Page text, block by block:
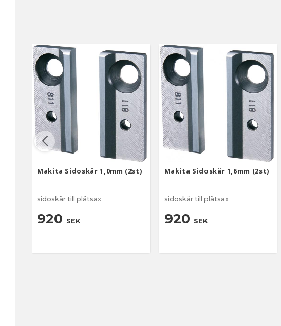
Makita Sidoskär 1,0mm (2st)
sidoskär till plåtsax
920 SEK
Makita Sidoskär 1,6mm (2st)
sidoskär till plåtsax
920 SEK